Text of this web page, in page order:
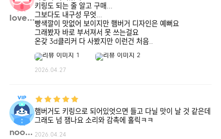
lovec**
키링도 되는 줄 알고 구매...
그보다도 내구성 무엇...
빵색깔이 맛없어 보이지만 햄버거 디자인은 예뻐요
그래봤자 바로 부서져서 못 쓰는걸요
온갖 3d클리커 다 사봤지만 이런건 처음..
2026.04.27
noolo**
햄버거도 키링으로 되어있엇으면 들고 다닐 맛이 날 것 같은데
그래도 넘 잼나요 소리와 감촉에 홀릭ㅋㅋ
2026.04.24